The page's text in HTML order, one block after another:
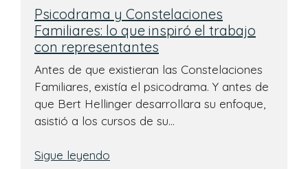
Psicodrama y Constelaciones
Familiares: lo que inspiró el trabajo
con representantes
Antes de que existieran las Constelaciones
Familiares, existía el psicodrama. Y antes de
que Bert Hellinger desarrollara su enfoque,
asistió a los cursos de su…
Sigue leyendo